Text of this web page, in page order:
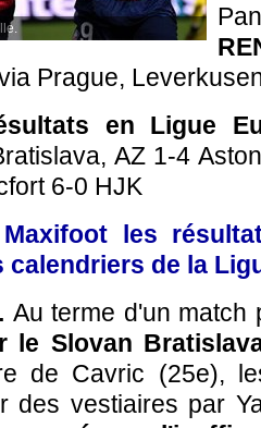
Prague,
en Ligue
AZ 1-4
6-0 HJK
les
calendriers de la
Au terme d'un
le Slovan
de Cavric (25e),
des vestiaires par